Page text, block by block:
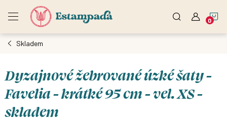
Skladem
Dyzajnové žebrované úzké šaty -
Favelia - krátké 95 cm - vel. XS -
skladem